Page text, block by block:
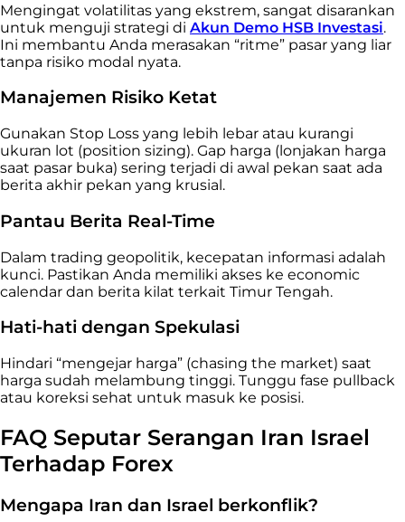
Mengingat volatilitas yang ekstrem, sangat disarankan
untuk menguji strategi di Akun Demo HSB Investasi.
Ini membantu Anda merasakan “ritme” pasar yang liar
tanpa risiko modal nyata.
Manajemen Risiko Ketat
Gunakan Stop Loss yang lebih lebar atau kurangi
ukuran lot (position sizing). Gap harga (lonjakan harga
saat pasar buka) sering terjadi di awal pekan saat ada
berita akhir pekan yang krusial.
Pantau Berita Real-Time
Dalam trading geopolitik, kecepatan informasi adalah
kunci. Pastikan Anda memiliki akses ke economic
calendar dan berita kilat terkait Timur Tengah.
Hati-hati dengan Spekulasi
Hindari “mengejar harga” (chasing the market) saat
harga sudah melambung tinggi. Tunggu fase pullback
atau koreksi sehat untuk masuk ke posisi.
FAQ Seputar Serangan Iran Israel
Terhadap Forex
Mengapa Iran dan Israel berkonflik?